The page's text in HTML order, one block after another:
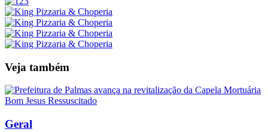
Veja também
Geral